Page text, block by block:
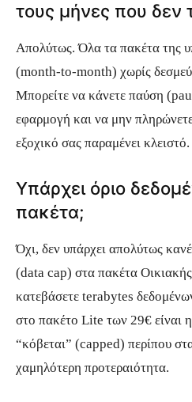
τους μήνες που δεν
Απολύτως. Όλα τα πακέτα της
(month-to-month) χωρίς
Μπορείτε να κάνετε παύση
εφαρμογή και να μην
εξοχικό σας παραμένει κλειστό.
Υπάρχει όριο
πακέτα;
Όχι, δεν υπάρχει απολύτως
(data cap) στα πακέτα
κατεβάσετε terabytes
στο πακέτο Lite των 29€ είναι
“κόβεται” (capped) περίπου
χαμηλότερη προτεραιότητα.